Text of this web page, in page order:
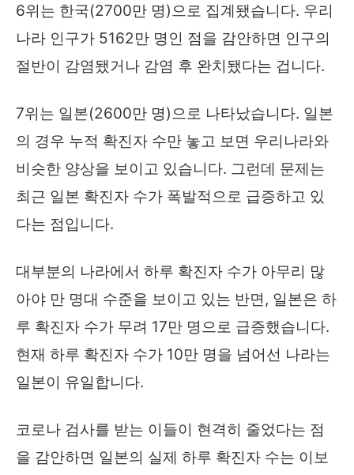
6위는 한국(2700만 명)으로 집계됐습니다. 우리
나라 인구가 5162만 명인 점을 감안하면 인구의
절반이 감염됐거나 감염 후 완치됐다는 겁니다.
7위는 일본(2600만 명)으로 나타났습니다. 일본
의 경우 누적 확진자 수만 놓고 보면 우리나라와
비슷한 양상을 보이고 있습니다. 그런데 문제는
최근 일본 확진자 수가 폭발적으로 급증하고 있
다는 점입니다.
대부분의 나라에서 하루 확진자 수가 아무리 많
아야 만 명대 수준을 보이고 있는 반면, 일본은 하
루 확진자 수가 무려 17만 명으로 급증했습니다.
현재 하루 확진자 수가 10만 명을 넘어선 나라는
일본이 유일합니다.
코로나 검사를 받는 이들이 현격히 줄었다는 점
을 감안하면 일본의 실제 하루 확진자 수는 이보